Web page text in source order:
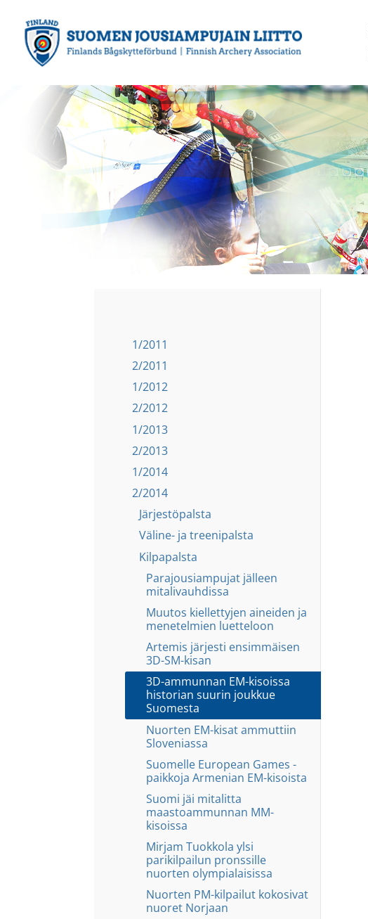
sivun
sisältöön
Suomen Jousiampujain Liitto ry
1/2011
2/2011
1/2012
2/2012
1/2013
2/2013
1/2014
2/2014
Järjestöpalsta
Väline- ja treenipalsta
Kilpapalsta
Parajousiampujat jälleen
mitalivauhdissa
Muutos kiellettyjen aineiden ja
menetelmien luetteloon
Artemis järjesti ensimmäisen
3D-SM-kisan
3D-ammunnan EM-kisoissa
historian suurin joukkue
Suomesta
Nuorten EM-kisat ammuttiin
Sloveniassa
Suomelle European Games -
paikkoja Armenian EM-kisoista
Suomi jäi mitalitta
maastoammunnan MM-
kisoissa
Mirjam Tuokkola ylsi
parikilpailun pronssille
nuorten olympialaisissa
Nuorten PM-kilpailut kokosivat
nuoret Norjaan